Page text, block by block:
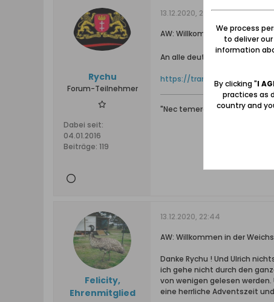
Rychu
Forum-Teilnehmer
Dabei seit:
04.01.2016
Beiträge: 119
13.12.2020, 22:37
AW: Willkommen in der
An alle deutschsprachigen
https://translate.google.pl/
"Nec temere, nec timide"
Felicity,
Ehrenmitglied
13.12.2020, 22:44
AW: Willkommen in der
Danke Rychu ! Und Ulrich
ich gehe nicht durch den
von wenigen gelesen
eine herrliche Adventszeit
We process
to deliver
information
By clicking "I
practices as
country and